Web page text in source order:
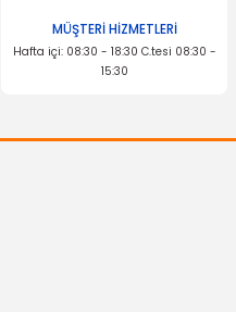
MÜŞTERİ HİZMETLERİ
Hafta içi: 08:30 - 18:30 C.tesi 08:30 -
15:30